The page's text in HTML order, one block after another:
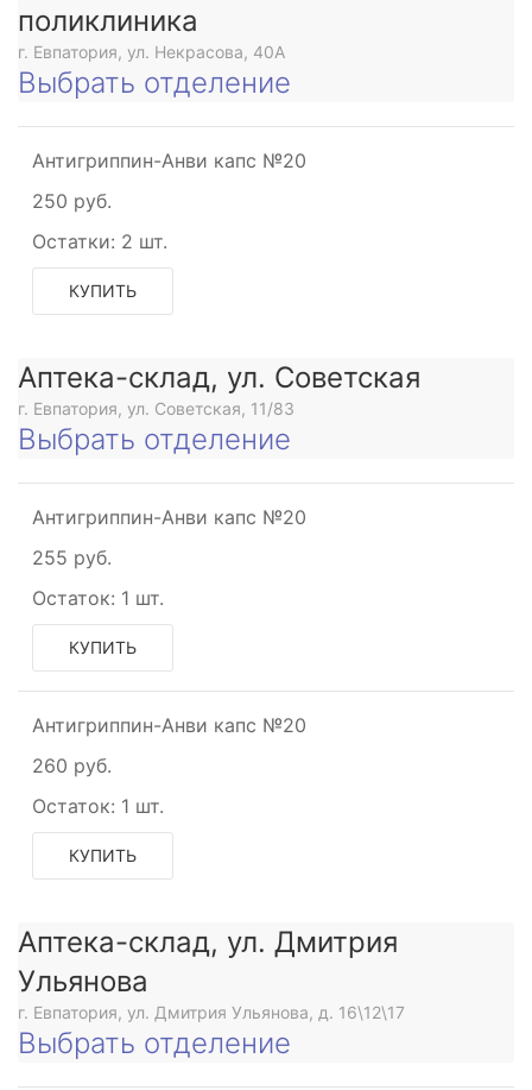
поликлиника
г. Евпатория, ул. Некрасова, 40A
Выбрать отделение
Антигриппин-Анви капс №20
250 руб.
Остатки: 2 шт.
КУПИТЬ
Аптека-склад, ул. Советская
г. Евпатория, ул. Советская, 11/83
Выбрать отделение
Антигриппин-Анви капс №20
255 руб.
Остаток: 1 шт.
КУПИТЬ
Антигриппин-Анви капс №20
260 руб.
Остаток: 1 шт.
КУПИТЬ
Аптека-склад, ул. Дмитрия
Ульянова
г. Евпатория, ул. Дмитрия Ульянова, д. 16\12\17
Выбрать отделение